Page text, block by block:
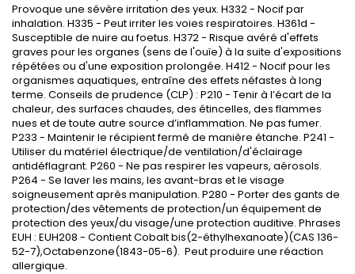
Provoque une sévère irritation des yeux. H332 - Nocif par
inhalation. H335 - Peut irriter les voies respiratoires. H361d -
Susceptible de nuire au foetus. H372 - Risque avéré d'effets
graves pour les organes (sens de l'ouïe) à la suite d'expositions
répétées ou d'une exposition prolongée. H412 - Nocif pour les
organismes aquatiques, entraîne des effets néfastes à long
terme. Conseils de prudence (CLP) : P210 - Tenir à l’écart de la
chaleur, des surfaces chaudes, des étincelles, des flammes
nues et de toute autre source d’inflammation. Ne pas fumer.
P233 - Maintenir le récipient fermé de manière étanche. P241 -
Utiliser du matériel électrique/de ventilation/d'éclairage
antidéflagrant. P260 - Ne pas respirer les vapeurs, aérosols.
P264 - Se laver les mains, les avant-bras et le visage
soigneusement après manipulation. P280 - Porter des gants de
protection/des vêtements de protection/un équipement de
protection des yeux/du visage/une protection auditive. Phrases
EUH : EUH208 - Contient Cobalt bis(2-éthylhexanoate)(CAS 136-
52-7),Octabenzone(1843-05-6). Peut produire une réaction
allergique.